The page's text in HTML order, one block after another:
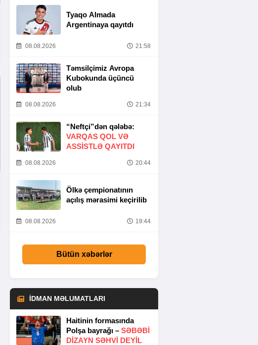
Tyaqo Almada
Argentinaya qayıtdı
08.08.2026 21:58
Təmsilçimiz Avropa
Kubokunda üçüncü
olub
08.08.2026 21:34
“Neftçi”dən qələbə:
VARQAS QOL VƏ
ASSİSTLƏ QAYITDI
08.08.2026 20:44
Ölkə çempionatının
açılış mərasimi keçirilib
08.08.2026 19:44
Bütün xəbərlər
İDMAN MƏLUMATLARI
Haitinin formasında
Polşa bayrağı – SƏBƏBI
DIZAYN SƏHVI DEYIL